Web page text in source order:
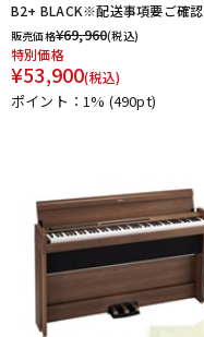
B2+ BLACK※配送事項要ご確認
販売価格¥69,960(税込)
特別価格
¥53,900(税込)
ポイント：1% (490pt)